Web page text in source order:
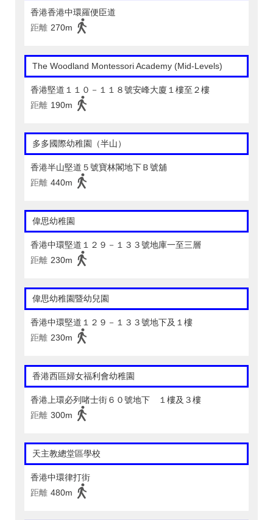
香港香港中環羅便臣道
距離 270m
The Woodland Montessori Academy (Mid-Levels)
香港堅道１１０－１１８號安峰大廈１樓至２樓
距離 190m
多多國際幼稚園（半山）
香港半山堅道５號寶林閣地下Ｂ號舖
距離 440m
偉思幼稚園
香港中環堅道１２９－１３３號地庫一至三層
距離 230m
偉思幼稚園暨幼兒園
香港中環堅道１２９－１３３號地下及１樓
距離 230m
香港西區婦女福利會幼稚園
香港上環必列啫士街６０號地下 １樓及３樓
距離 300m
天主教總堂區學校
香港中環律打街
距離 480m